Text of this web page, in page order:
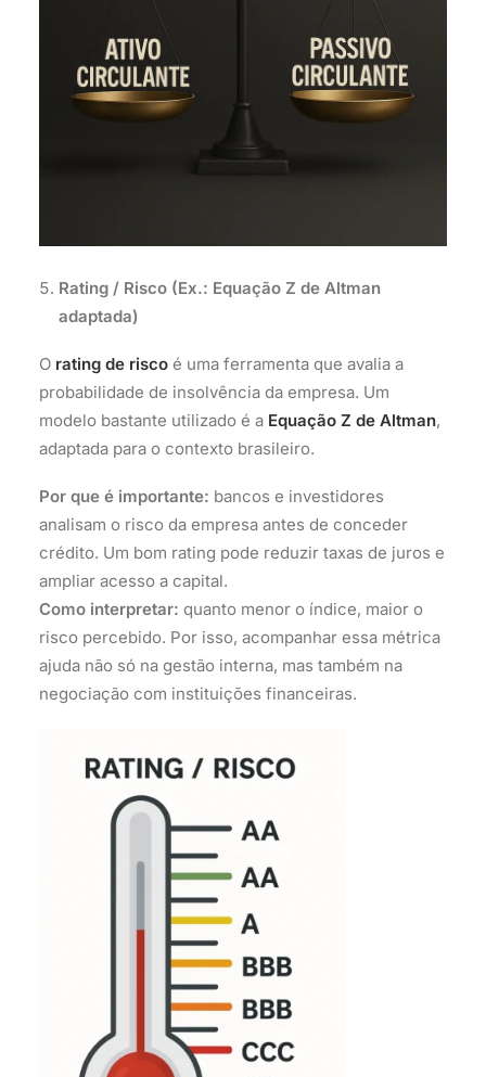
Rating / Risco (Ex.: Equação Z de Altman
adaptada)
O rating de risco é uma ferramenta que avalia a
probabilidade de insolvência da empresa. Um
modelo bastante utilizado é a Equação Z de Altman,
adaptada para o contexto brasileiro.
Por que é importante: bancos e investidores
analisam o risco da empresa antes de conceder
crédito. Um bom rating pode reduzir taxas de juros e
ampliar acesso a capital.
Como interpretar: quanto menor o índice, maior o
risco percebido. Por isso, acompanhar essa métrica
ajuda não só na gestão interna, mas também na
negociação com instituições financeiras.